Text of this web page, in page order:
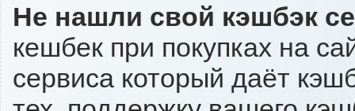
Не нашли свой кэшбэк
кешбек при покупках на
сервиса который даёт